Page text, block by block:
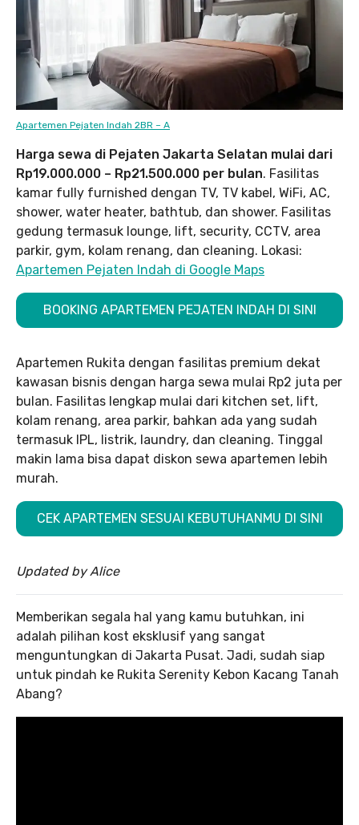
Apartemen Pejaten Indah 2BR – A
Harga sewa di Pejaten Jakarta Selatan mulai dari
Rp19.000.000 – Rp21.500.000 per bulan. Fasilitas
kamar fully furnished dengan TV, TV kabel, WiFi, AC,
shower, water heater, bathtub, dan shower. Fasilitas
gedung termasuk lounge, lift, security, CCTV, area
parkir, gym, kolam renang, dan cleaning. Lokasi:
Apartemen Pejaten Indah di Google Maps
BOOKING APARTEMEN PEJATEN INDAH DI SINI
Apartemen Rukita dengan fasilitas premium dekat
kawasan bisnis dengan harga sewa mulai Rp2 juta per
bulan. Fasilitas lengkap mulai dari kitchen set, lift,
kolam renang, area parkir, bahkan ada yang sudah
termasuk IPL, listrik, laundry, dan cleaning. Tinggal
makin lama bisa dapat diskon sewa apartemen lebih
murah.
CEK APARTEMEN SESUAI KEBUTUHANMU DI SINI
Updated by Alice
Memberikan segala hal yang kamu butuhkan, ini
adalah pilihan kost eksklusif yang sangat
menguntungkan di Jakarta Pusat. Jadi, sudah siap
untuk pindah ke Rukita Serenity Kebon Kacang Tanah
Abang?